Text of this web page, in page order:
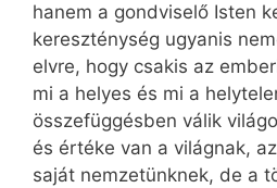
hanem a gondviselő Isten
kereszténység ugyanis
elvre, hogy csakis az
mi a helyes és mi a
összefüggésben válik
és értéke van a világnak,
saját nemzetünknek, de a